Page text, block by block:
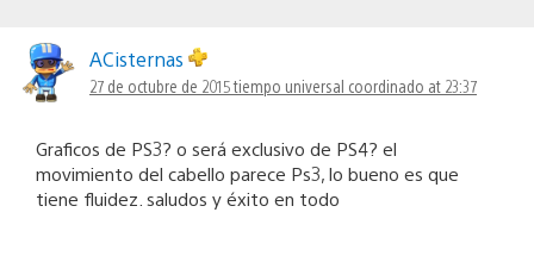
ACisternas
27 de octubre de 2015 tiempo universal coordinado at 23:37
Graficos de PS3? o será exclusivo de PS4? el
movimiento del cabello parece Ps3, lo bueno es que
tiene fluidez. saludos y éxito en todo